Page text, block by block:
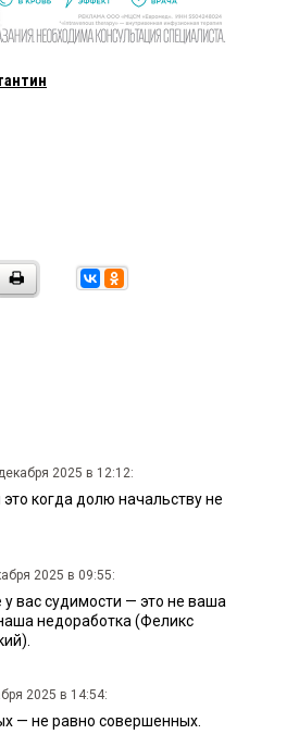
2025 в 12:12:
когда долю начальству не
2025 в 09:55:
у вас судимости — это не ваша
недоработка (Феликс
2025 в 14:54:
— не равно совершенных.